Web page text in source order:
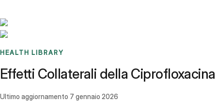
HEALTH LIBRARY
Effetti Collaterali della Ciprofloxacina
Ultimo aggiornamento 7 gennaio 2026